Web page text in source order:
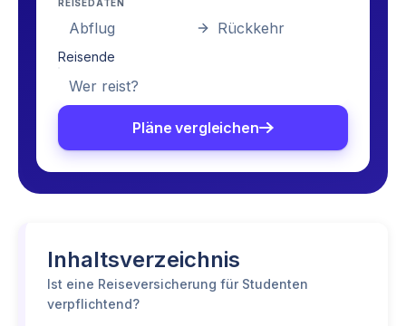
REISEDATEN
Abflug Rückkehr
Reisende
Wer reist?
Pläne vergleichen
Inhaltsverzeichnis
Ist eine Reiseversicherung für Studenten
verpflichtend?